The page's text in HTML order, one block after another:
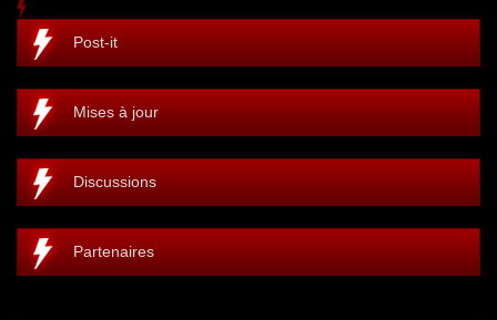
Post-it
Mises à jour
Discussions
Partenaires